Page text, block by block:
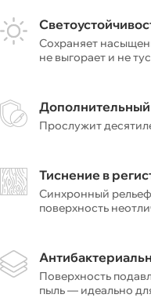
Сохраняет
не выгорает и не
Прослужит
Тиснение в
Синхронный
поверхность
Поверхность
пыль — идеально